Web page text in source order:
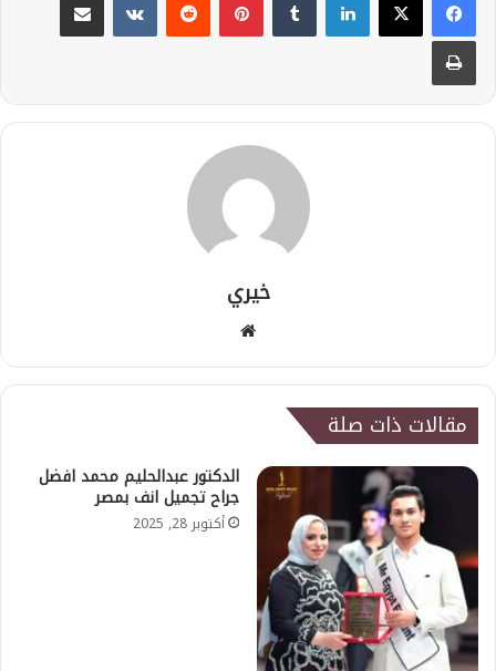
طباعة
خيري
مقالات ذات صلة
الدكتور عبدالحليم محمد افضل
جراح تجميل انف بمصر
أكتوبر 28, 2025